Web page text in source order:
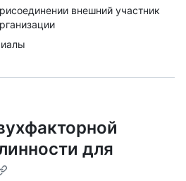
внешний участник
для